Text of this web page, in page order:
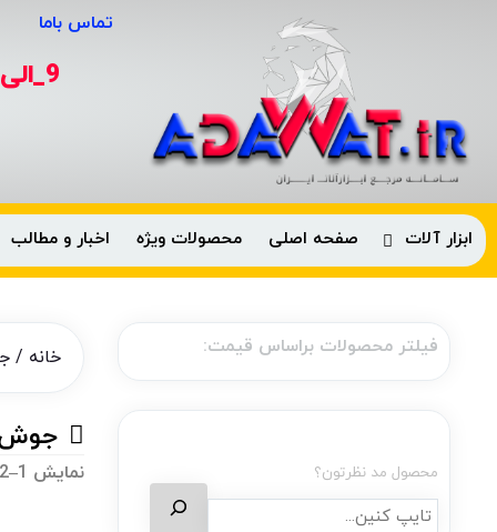
تماس باما
9_الی
ابزار آلات صفحه اصلی محصولات ویژه اخبار و مطالب
فیلتر محصولات براساس قیمت:
محصول مد نظرتون؟
خانه /
نمایش 1–12 از 110 نتیجه